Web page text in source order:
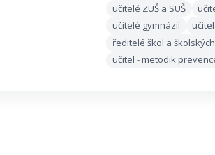
učitelé ZUŠ a SUŠ
učitelé gymnázií
ředitelé škol a
učitel - metodik